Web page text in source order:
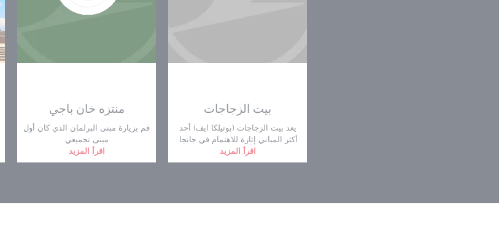
بيت الزجاجات
يعد بيت الزجاجات (بوتيلكا ايف) أحد
أكثر المباني إثارة للاهتمام في جانجا.
اقرأ المزيد
منتزه خان باجي
قم بزيارة مبنى البرلمان الذي كان أول
مبنى تجميعي
اقرأ المزيد